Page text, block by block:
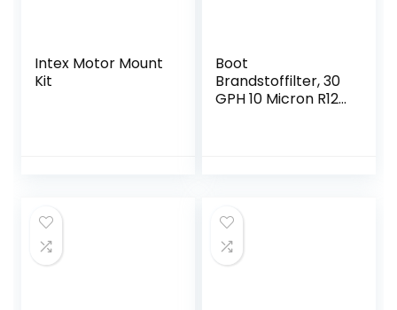
Intex Motor Mount
Kit
Boot
Brandstoffilter, 30
GPH 10 Micron R12T
Olietanker